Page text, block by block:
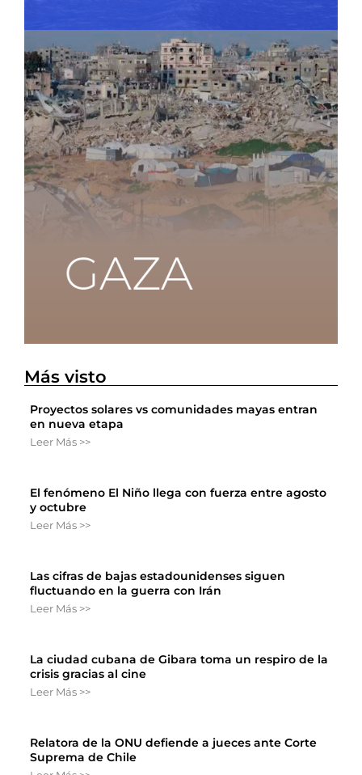
Más visto
Proyectos solares vs comunidades mayas entran
en nueva etapa
Leer Más >>
El fenómeno El Niño llega con fuerza entre agosto
y octubre
Leer Más >>
Las cifras de bajas estadounidenses siguen
fluctuando en la guerra con Irán
Leer Más >>
La ciudad cubana de Gibara toma un respiro de la
crisis gracias al cine
Leer Más >>
Relatora de la ONU defiende a jueces ante Corte
Suprema de Chile